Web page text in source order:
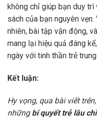
không chỉ giúp bạn duy
sách của bạn nguyên
nhiên, bài tập vận động,
mang lại hiệu quả đáng
ngày với tinh thần trẻ
Kết luận:
Hy vọng, qua bài viết
những bí quyết trẻ lâu